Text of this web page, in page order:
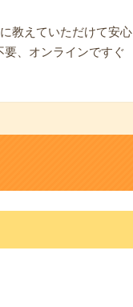
教えていただけて安心
、オンラインですぐ